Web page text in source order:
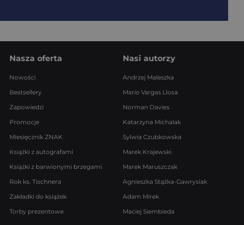
Nasza oferta
Nowości
Bestsellery
Zapowiedzi
Promocje
Miesięcznik ZNAK
Książki z autografami
Książki z barwionymi brzegami
Rok ks. Tischnera
Zakładki do książek
Torby prezentowe
Nasi autorzy
Andrzej Maleszka
Mario Vargas Llosa
Norman Davies
Katarzyna Michalak
Sylwia Czubkowska
Marek Krajewski
Marek Maruszczak
Agnieszka Stążka-Gawrysiak
Adam Mirek
Maciej Siembieda